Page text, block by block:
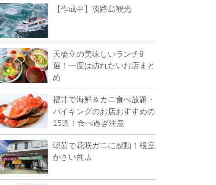
【作成中】淡路島観光
天橋立の美味しいランチ9
選！一度は訪れたいお店まと
め
福井で海鮮＆カニ食べ放題・
バイキングのお店おすすめの
15選！食べ過ぎ注意
朝茹で花咲ガニに感動！根室
かさい商店